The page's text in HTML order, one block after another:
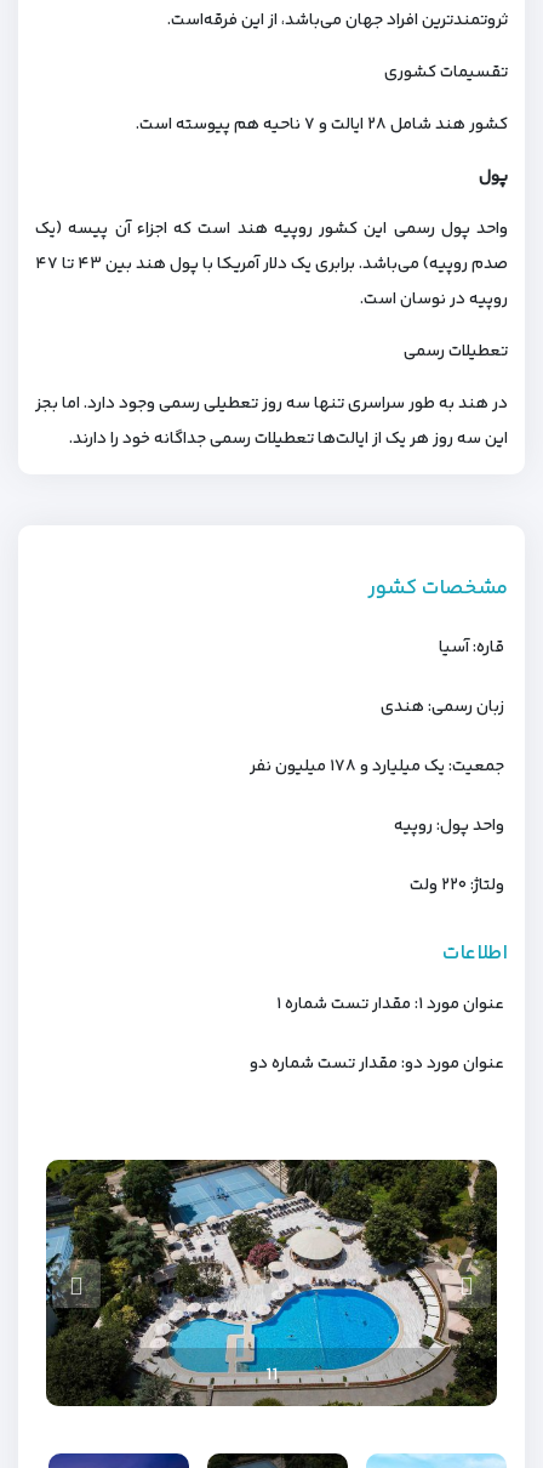
ثروتمندترین افراد جهان می‌باشد، از این فرقه‌است.
تقسیمات کشوری
کشور هند شامل ۲۸ ایالت و ۷ ناحیه هم‌ پیوسته‌ است.
پول
واحد پول رسمی این کشور روپیه هند است که اجزاء آن پیسه (یک
صدم روپیه) می‌باشد. برابری یک دلار آمریکا با پول هند بین ۴۳ تا ۴۷
روپیه در نوسان است.
تعطیلات رسمی
در هند به‌ طور سراسری تنها سه روز تعطیلی رسمی وجود دارد. اما بجز
این سه روز هر یک از ایالت‌ها تعطیلات رسمی جداگانه خود را دارند.
مشخصات کشور
قاره: آسیا
زبان رسمی: هندی
جمعیت: یک میلیارد و ۱۷۸ میلیون نفر
واحد پول: روپیه
ولتاژ: ۲۲۰ ولت
اطلاعات
عنوان مورد ۱: مقدار تست شماره ۱
عنوان مورد دو: مقدار تست شماره دو
12
11
10
9
2
1
7
6
5
4